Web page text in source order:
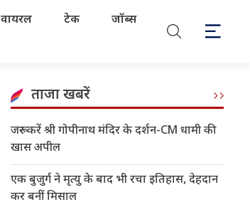
वायरल टेक जॉब्स
ताजा खबरें
जरूर करें श्री गोपीनाथ मंदिर के दर्शन-CM धामी की
खास अपील
एक बुजुर्ग ने मृत्यु के बाद भी रचा इतिहास, देहदान
कर बनीं मिसाल